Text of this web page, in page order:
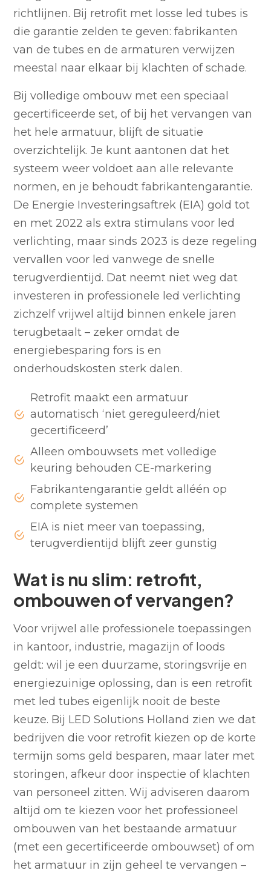
richtlijnen. Bij retrofit met losse led tubes is
die garantie zelden te geven: fabrikanten
van de tubes en de armaturen verwijzen
meestal naar elkaar bij klachten of schade.
Bij volledige ombouw met een speciaal
gecertificeerde set, of bij het vervangen van
het hele armatuur, blijft de situatie
overzichtelijk. Je kunt aantonen dat het
systeem weer voldoet aan alle relevante
normen, en je behoudt fabrikantengarantie.
De Energie Investeringsaftrek (EIA) gold tot
en met 2022 als extra stimulans voor led
verlichting, maar sinds 2023 is deze regeling
vervallen voor led vanwege de snelle
terugverdientijd. Dat neemt niet weg dat
investeren in professionele led verlichting
zichzelf vrijwel altijd binnen enkele jaren
terugbetaalt – zeker omdat de
energiebesparing fors is en
onderhoudskosten sterk dalen.
Retrofit maakt een armatuur
automatisch ‘niet gereguleerd/niet
gecertificeerd’
Alleen ombouwsets met volledige
keuring behouden CE-markering
Fabrikantengarantie geldt alléén op
complete systemen
EIA is niet meer van toepassing,
terugverdientijd blijft zeer gunstig
Wat is nu slim: retrofit,
ombouwen of vervangen?
Voor vrijwel alle professionele toepassingen
in kantoor, industrie, magazijn of loods
geldt: wil je een duurzame, storingsvrije en
energiezuinige oplossing, dan is een retrofit
met led tubes eigenlijk nooit de beste
keuze. Bij LED Solutions Holland zien we dat
bedrijven die voor retrofit kiezen op de korte
termijn soms geld besparen, maar later met
storingen, afkeur door inspectie of klachten
van personeel zitten. Wij adviseren daarom
altijd om te kiezen voor het professioneel
ombouwen van het bestaande armatuur
(met een gecertificeerde ombouwset) of om
het armatuur in zijn geheel te vervangen –